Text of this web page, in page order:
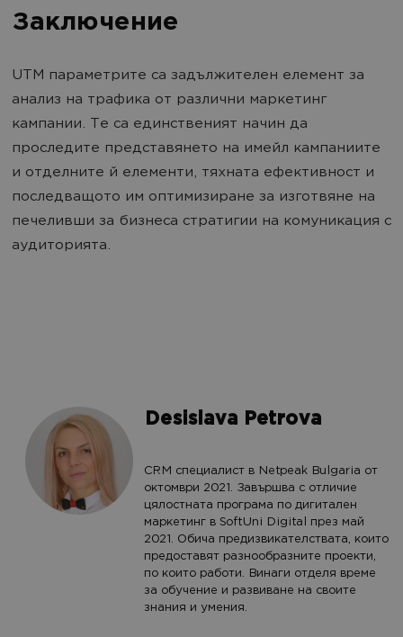
Заключение
UTM параметрите са задължителен елемент за
анализ на трафика от различни маркетинг
кампании. Те са единственият начин да
проследите представянето на имейл кампаниите
и отделните й елементи, тяхната ефективност и
последващото им оптимизиране за изготвяне на
печеливши за бизнеса стратигии на комуникация с
аудиторията.
Desislava Petrova
CRM специалист в Netpeak Bulgaria от
октомври 2021. Завършва с отличие
цялостната програма по дигитален
маркетинг в SoftUni Digital през май
2021. Обича предизвикателствата, които
предоставят разнообразните проекти,
по които работи. Винаги отделя време
за обучение и развиване на своите
знания и умения.